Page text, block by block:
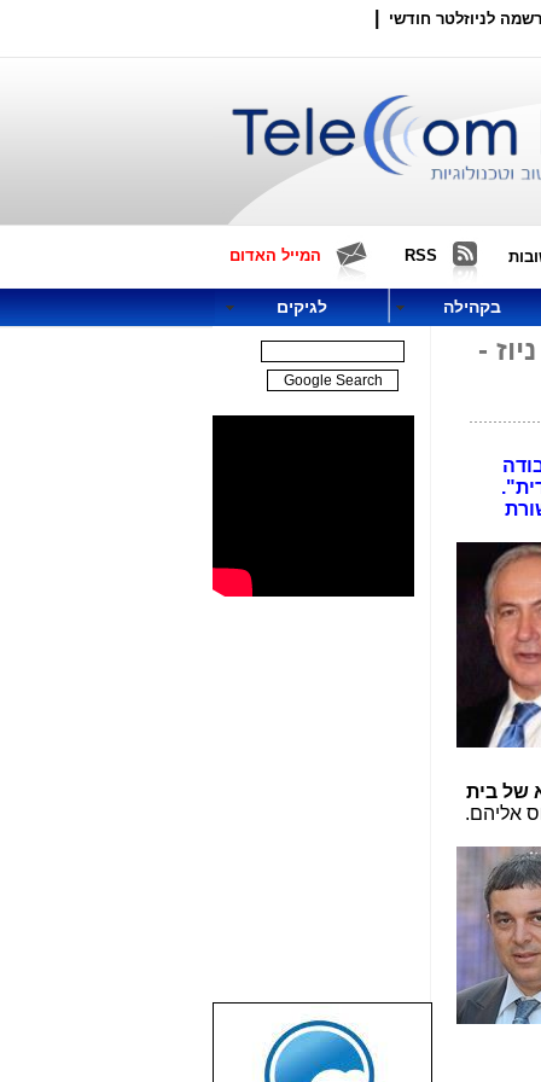
לניוזלטר חודשי
RSS המייל האדום
בקהילה לגיקים
-
של בית
אליהם.
שבוע טוב לכל
הגולשים באשר
הם!!!